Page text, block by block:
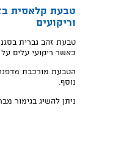
וריקועים
טבעת זהב גברית
כאשר ריקועי עלים
הטבעת מורכבת
נוסף.
ניתן להשיג בגימור